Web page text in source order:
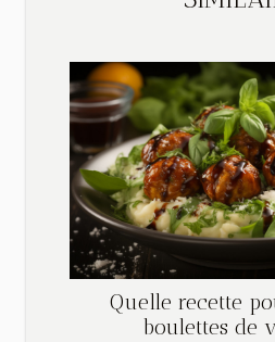
Quelle recette
boulettes de